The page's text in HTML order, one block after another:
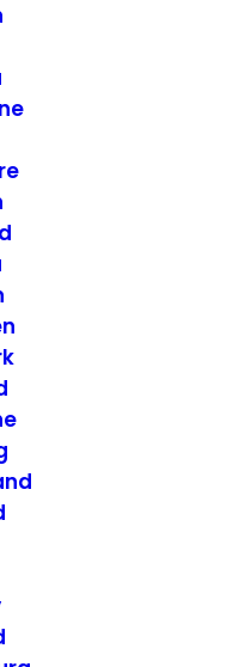
- San
USA
- VEST
SEIER - ONTRIP.DK